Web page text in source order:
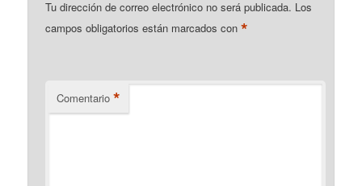
Tu dirección de correo electrónico no será publicada. Los
campos obligatorios están marcados con*
Comentario *